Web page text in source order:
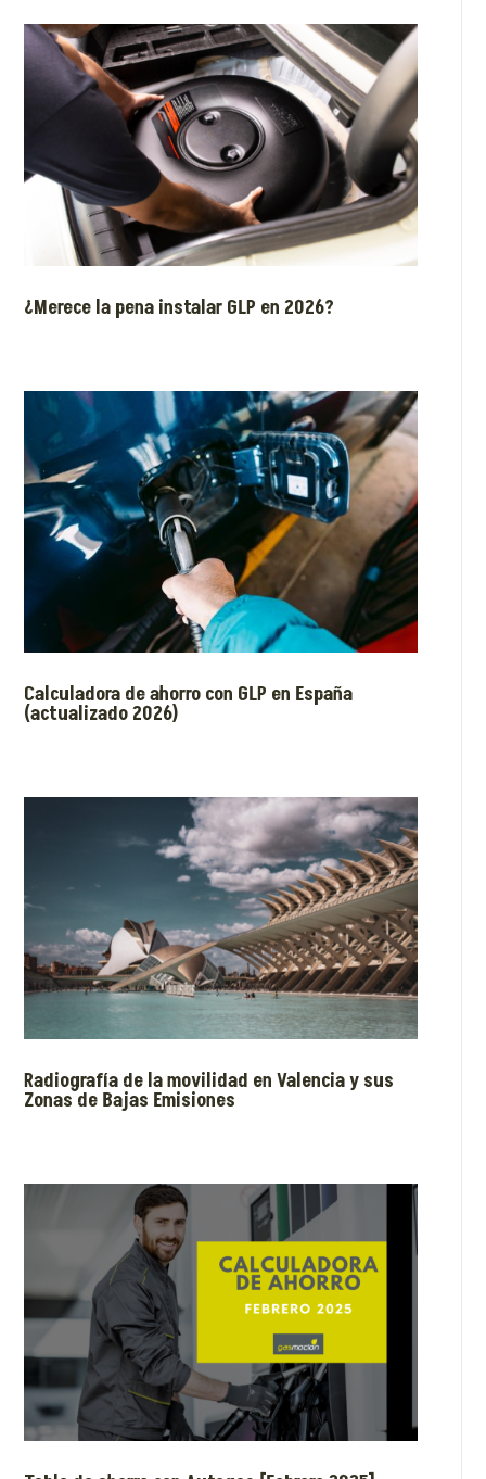
¿Merece la pena instalar GLP en 2026?
Calculadora de ahorro con GLP en España
(actualizado 2026)
Radiografía de la movilidad en Valencia y sus
Zonas de Bajas Emisiones